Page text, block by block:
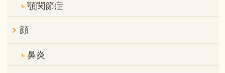
顎関節症
顔
鼻炎